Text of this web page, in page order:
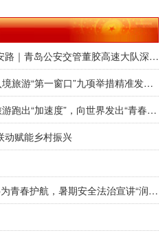
智构立体防控网 联筑高速平安路｜青岛公安交管董胶高速大队深耕交通治理提质增效
胶东国际机场多措并举打造入境旅游“第一窗口”九项举措精准发力，助力青岛建设国际滨海旅游度假胜地
山海共迎天下客，青岛入境旅游跑出“加速度”，向世界发出“青春之约”
动赋能乡村振兴
湖南省衡南县泉湖镇：12355为青春护航，暑期安全法治宣讲“润”童心